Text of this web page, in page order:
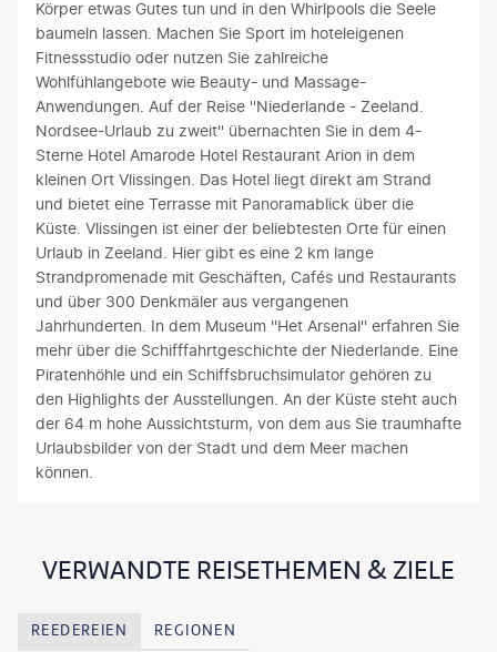
Körper etwas Gutes tun und in den Whirlpools die Seele
baumeln lassen. Machen Sie Sport im hoteleigenen
Fitnessstudio oder nutzen Sie zahlreiche
Wohlfühlangebote wie Beauty- und Massage-
Anwendungen. Auf der Reise ''Niederlande - Zeeland.
Nordsee-Urlaub zu zweit'' übernachten Sie in dem 4-
Sterne Hotel Amarode Hotel Restaurant Arion in dem
kleinen Ort Vlissingen. Das Hotel liegt direkt am Strand
und bietet eine Terrasse mit Panoramablick über die
Küste. Vlissingen ist einer der beliebtesten Orte für einen
Urlaub in Zeeland. Hier gibt es eine 2 km lange
Strandpromenade mit Geschäften, Cafés und Restaurants
und über 300 Denkmäler aus vergangenen
Jahrhunderten. In dem Museum ''Het Arsenal'' erfahren Sie
mehr über die Schifffahrtgeschichte der Niederlande. Eine
Piratenhöhle und ein Schiffsbruchsimulator gehören zu
den Highlights der Ausstellungen. An der Küste steht auch
der 64 m hohe Aussichtsturm, von dem aus Sie traumhafte
Urlaubsbilder von der Stadt und dem Meer machen
können.
VERWANDTE REISETHEMEN & ZIELE
REEDEREIEN REGIONEN